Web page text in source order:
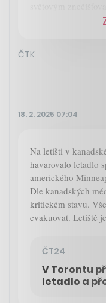
ČTK
18. 2. 2025 07:04
Na letišti v
havarovalo letadlo
amerického
Dle kanadských
kritickém stavu.
evakuovat. Letiště
ČT24
V Torontu
letadlo a